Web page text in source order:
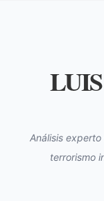
Análisis
terrorismo